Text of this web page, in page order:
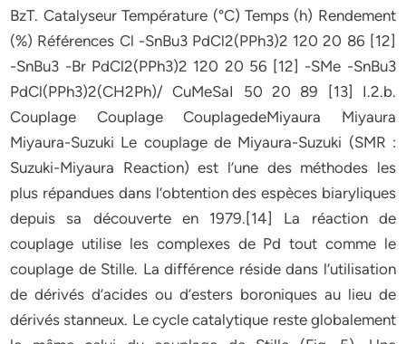
BzT. Catalyseur Température (°C) Temps (h) Rendement
(%) Références Cl -SnBu3 PdCl2(PPh3)2 120 20 86 [12]
-SnBu3 -Br PdCl2(PPh3)2 120 20 56 [12] -SMe -SnBu3
PdCl(PPh3)2(CH2Ph)/ CuMeSaI 50 20 89 [13] I.2.b.
Couplage Couplage CouplagedeMiyaura Miyaura
Miyaura-Suzuki Le couplage de Miyaura-Suzuki (SMR :
Suzuki-Miyaura Reaction) est l’une des méthodes les
plus répandues dans l’obtention des espèces biaryliques
depuis sa découverte en 1979.[14] La réaction de
couplage utilise les complexes de Pd tout comme le
couplage de Stille. La différence réside dans l’utilisation
de dérivés d’acides ou d’esters boroniques au lieu de
dérivés stanneux. Le cycle catalytique reste globalement